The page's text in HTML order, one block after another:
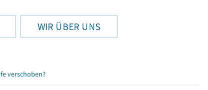
WIR ÜBER UNS
verschoben?